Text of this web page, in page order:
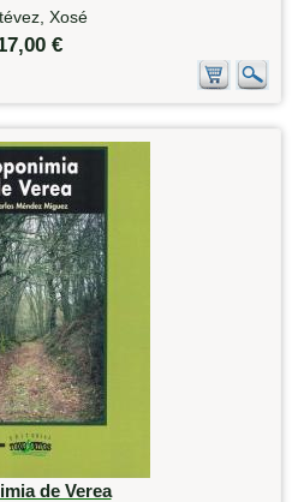
Xosé
€
de Verea